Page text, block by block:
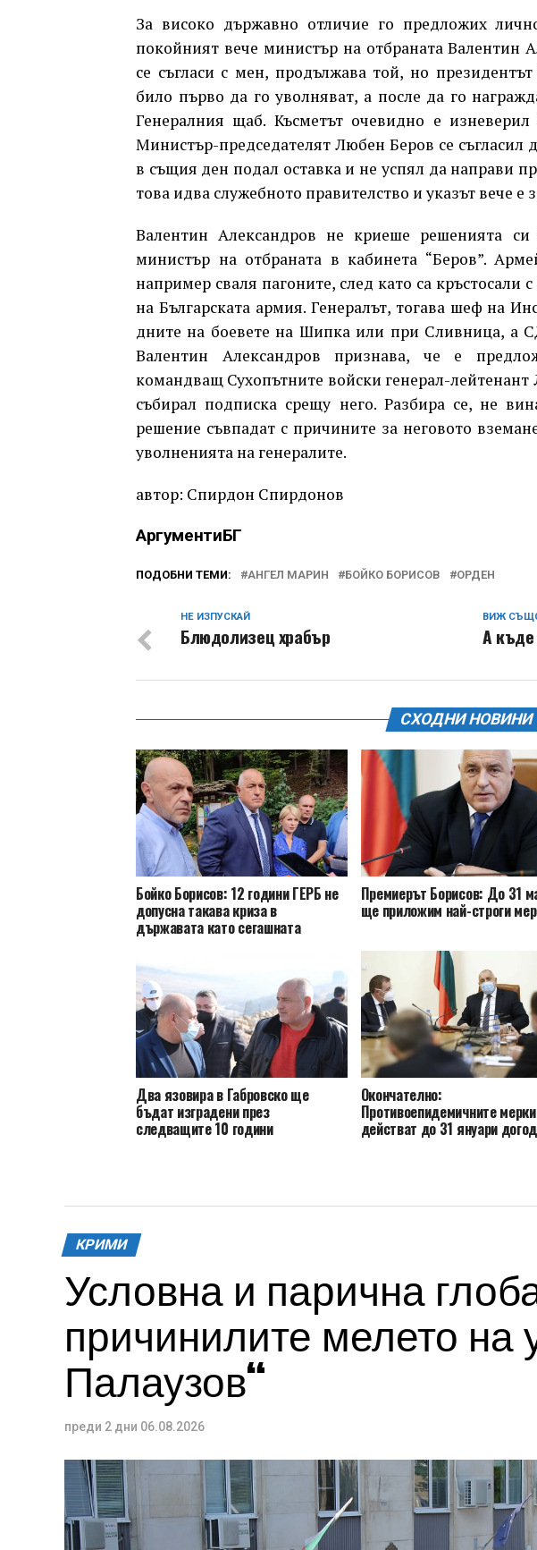
За високо държавно отличие го предложих
покойният вече министър на отбраната Валентин
се съгласи с мен, продължава той, но
било първо да го уволняват, а после да го
Генералния щаб. Късметът очевидно е
Министър-председателят Любен Беров се съгласил
в същия ден подал оставка и не успял да направи
това идва служебното правителство и указът вече
Валентин Александров не криеше решенията
министър на отбраната в кабинета “Беров”.
например сваля пагоните, след като са кръстосали
на Българската армия. Генералът, тогава шеф на
дните на боевете на Шипка или при Сливница, а
Валентин Александров признава, че е
командващ Сухопътните войски генерал-
събирал подписка срещу него. Разбира се, не
решение съвпадат с причините за неговото
уволненията на генералите.
автор: Спирдон Спирдонов
АргументиБГ
ПОДОБНИ ТЕМИ: АНГЕЛ МАРИН БОЙКО БОРИСОВ ОРДЕН
ВИЖ
А къде
НЕ ИЗПУСКАЙ
Блюдолизец храбър
СХОДНИ НОВИНИ
Бойко Борисов: 12 години ГЕРБ не
допусна такава криза в
държавата като сегашната
Премиерът Борисов: До 31
ще приложим най-строги
Два язовира в Габровско ще
бъдат изградени през
следващите 10 години
Окончателно:
Противоепидемичните
действат до 31 януари
КРИМИ
Условна и парична
причинилите мелето на
Палаузов“
преди 2 дни 06.08.2026